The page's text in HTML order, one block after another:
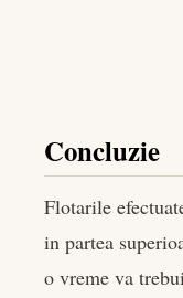
Concluzie
Flotarile
in partea
o vreme va